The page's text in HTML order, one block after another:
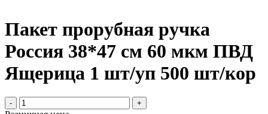
Пакет прорубная ручка
Россия 38*47 см 60 мкм ПВД
Ящерица 1 шт/уп 500 шт/кор
- +